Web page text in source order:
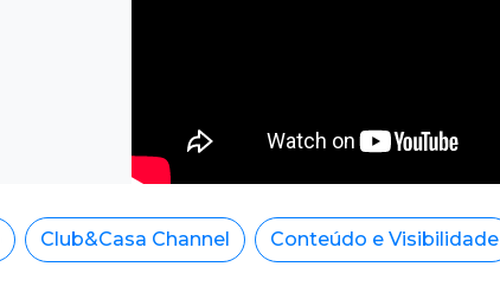
Club&Casa Channel Conteúdo e Visibilidade